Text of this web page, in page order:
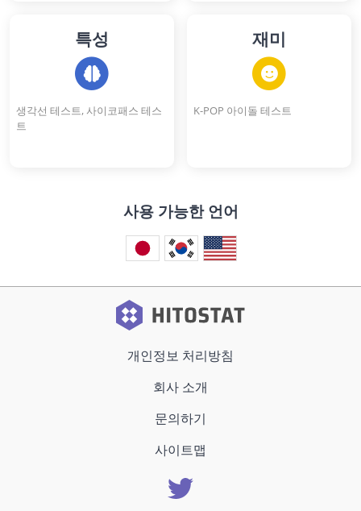
특성
생각선 테스트, 사이코패스 테스
트
재미
K-POP 아이돌 테스트
사용 가능한 언어
개인정보 처리방침
회사 소개
문의하기
사이트맵